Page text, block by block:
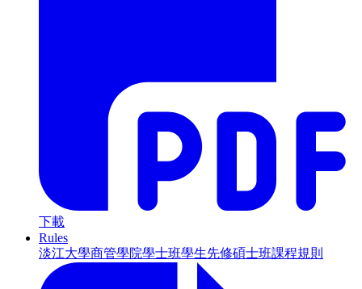
下載
Rules
淡江大學商管學院學士班學生先修碩士班課程規則